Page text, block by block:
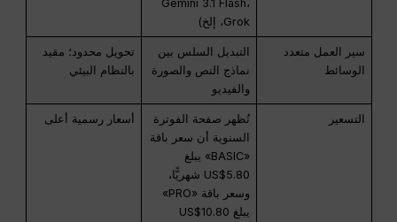
Gemini 3.1 Flash،
Grok، إلخ)
سير العمل متعدد
الوسائط
التبديل السلس بين
نماذج النص والصورة
والفيديو
تحويل محدود؛ مقيد
بالنظام البيئي
التسعير
تُظهر صفحة الفوترة
السنوية أن سعر باقة
«BASIC» يبلغ
US$5.80 شهريًّا،
وسعر باقة «PRO»
يبلغ US$10.80
أسعار رسمية أعلى